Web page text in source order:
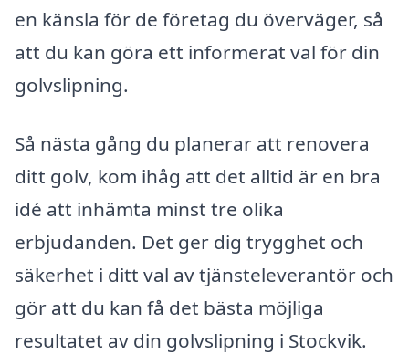
en känsla för de företag du överväger, så
att du kan göra ett informerat val för din
golvslipning.
Så nästa gång du planerar att renovera
ditt golv, kom ihåg att det alltid är en bra
idé att inhämta minst tre olika
erbjudanden. Det ger dig trygghet och
säkerhet i ditt val av tjänsteleverantör och
gör att du kan få det bästa möjliga
resultatet av din golvslipning i Stockvik.